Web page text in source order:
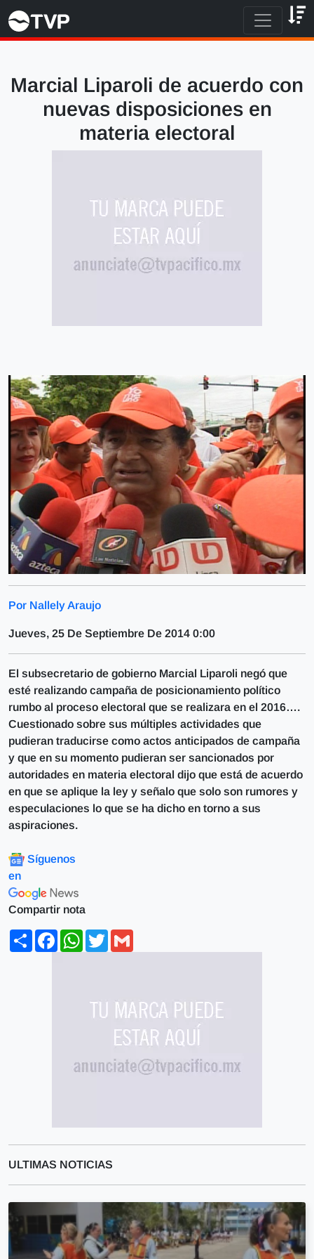
Marcial Liparoli de acuerdo con
nuevas disposiciones en
materia electoral
Por Nallely Araujo
Jueves, 25 De Septiembre De 2014 0:00
El subsecretario de gobierno Marcial Liparoli negó que
esté realizando campaña de posicionamiento político
rumbo al proceso electoral que se realizara en el 2016….
Cuestionado sobre sus múltiples actividades que
pudieran traducirse como actos anticipados de campaña
y que en su momento pudieran ser sancionados por
autoridades en materia electoral dijo que está de acuerdo
en que se aplique la ley y señalo que solo son rumores y
especulaciones lo que se ha dicho en torno a sus
aspiraciones.
Síguenos
en
Compartir nota
ShareFacebookWhatsApp
Twitter
ULTIMAS NOTICIAS